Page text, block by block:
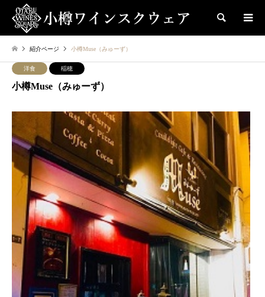
検索
紹介ページ 小樽Muse（みゅーず）
洋食 稲穂
小樽Muse（みゅーず）